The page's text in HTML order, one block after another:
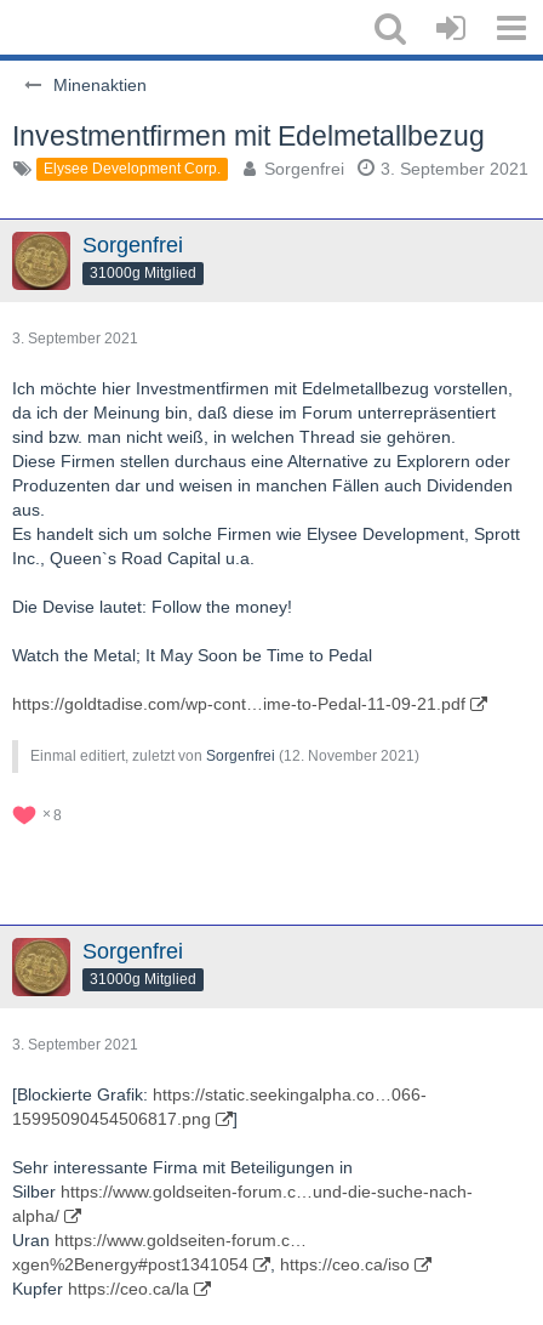
Minenaktien
Investmentfirmen mit Edelmetallbezug
Elysee Development Corp. Sorgenfrei 3. September 2021
Sorgenfrei
31000g Mitglied
3. September 2021
Ich möchte hier Investmentfirmen mit Edelmetallbezug vorstellen,
da ich der Meinung bin, daß diese im Forum unterrepräsentiert
sind bzw. man nicht weiß, in welchen Thread sie gehören.
Diese Firmen stellen durchaus eine Alternative zu Explorern oder
Produzenten dar und weisen in manchen Fällen auch Dividenden
aus.
Es handelt sich um solche Firmen wie Elysee Development, Sprott
Inc., Queen`s Road Capital u.a.
Die Devise lautet: Follow the money!
Watch the Metal; It May Soon be Time to Pedal
https://goldtadise.com/wp-cont…ime-to-Pedal-11-09-21.pdf
Einmal editiert, zuletzt von Sorgenfrei (12. November 2021 )
8
Sorgenfrei
31000g Mitglied
3. September 2021
[Blockierte Grafik: https://static.seekingalpha.co…066-
15995090454506817.png
]
Sehr interessante Firma mit Beteiligungen in
Silber https://www.goldseiten-forum.c…und-die-suche-nach-
alpha/
Uran https://www.goldseiten-forum.c…
xgen%2Benergy#post1341054
https://ceo.ca/iso
Kupfer https://ceo.ca/la